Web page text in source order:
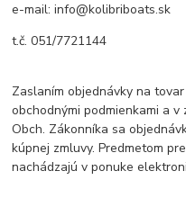
e-mail: info@kolibriboats.sk
t.č. 051/7721144
Zaslaním objednávky na
obchodnými podmienkami a v
Obch. Zákonníka sa
kúpnej zmluvy. Predmetom
nachádzajú v ponuke